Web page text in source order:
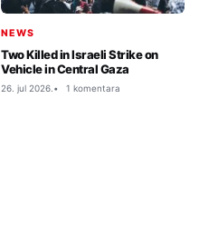
NEWS
Two Killed in Israeli Strike on
Vehicle in Central Gaza
26. jul 2026. 1 komentara